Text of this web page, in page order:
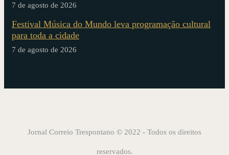
7 de agosto de 2026
Festival Música do Mundo leva programação cultural
para toda a cidade
7 de agosto de 2026
Jornal Correio Trespontano © 2022 - Todos os direitos
reservados.